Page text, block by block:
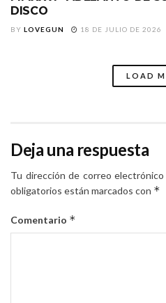
DISCO
BY LOVEGUN 18 DE JULIO DE 2026
LOAD
Deja una respuesta
Tu dirección de correo electrónico
obligatorios están marcados con *
Comentario *